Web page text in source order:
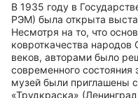
В 1935 году в
РЭМ) была открыта
Несмотря на то, что
ковроткачества народов
веков, авторами было
современного состояния
музей были приглашены
«Трудкраска»